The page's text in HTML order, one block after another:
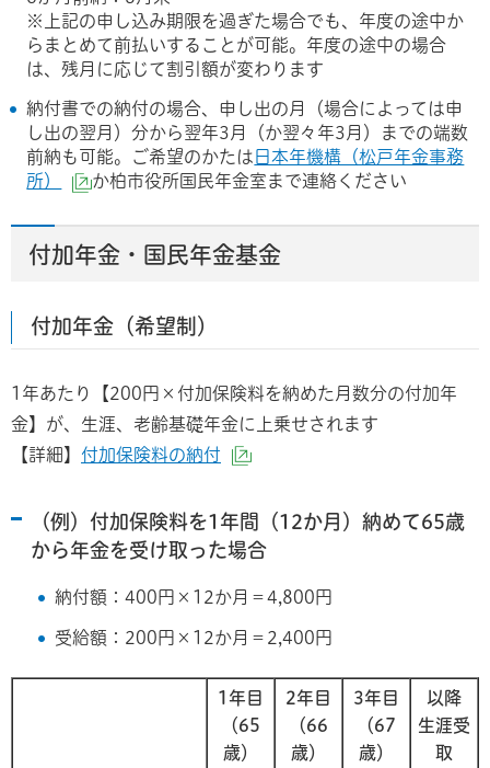
※上記の申し込み期限を過ぎた場合でも、年度の途中か
らまとめて前払いすることが可能。年度の途中の場合
は、残月に応じて割引額が変わります
納付書での納付の場合、申し出の月（場合によっては申
し出の翌月）分から翌年3月（か翌々年3月）までの端数
前納も可能。ご希望のかたは 日本年機構（松戸年金事務
所）
（外部サイトへリンク）
か柏市役所国民年金室まで連絡ください
付加年金・国民年金基金
付加年金（希望制）
1年あたり【200円×付加保険料を納めた月数分の付加年
金】が、生涯、老齢基礎年金に上乗せされます
【詳細】 付加保険料の納付
（例）付加保険料を1年間（12か月）納めて65歳
から年金を受け取った場合
納付額：400円×12か月＝4,800円
受給額：200円×12か月＝2,400円
1年目
（65
歳）
2年目
（66
歳）
3年目
（67
歳）
以降
生涯受
取